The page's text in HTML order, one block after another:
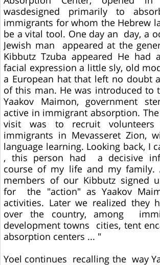
wasdesigned primarily to
immigrants for whom the Hebrew
be a vital tool. One day an day, a
Jewish man appeared at the
Kibbutz Tzuba appeared He had
facial expression a little sly, old
a European hat that left no doubt
of this man. He was introduced to
Yaakov Maimon, government
active in immigrant absorption.
visit was to recruit
immigrants in Mevasseret Zion,
language learning. Looking back, I
, this person had a decisive
course of my life and my family.
members of our Kibbutz signed
for the "action" as Yaakov
activities. Later we realized they
over the country, among
development towns cities, tent
absorption centers ... "
Yoel continues recalling the way